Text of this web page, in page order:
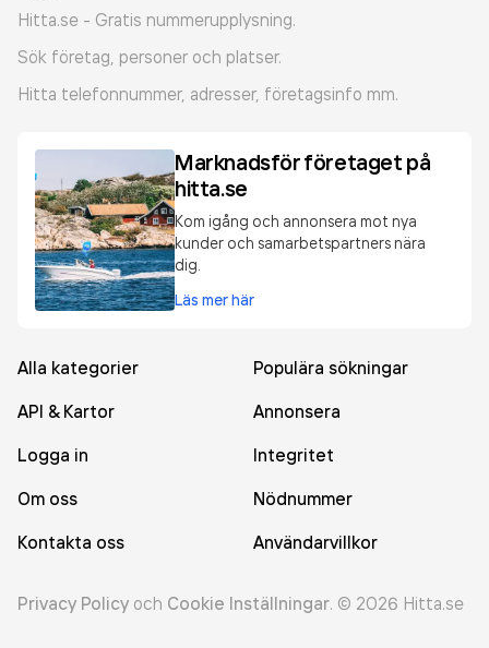
Hitta.se - Gratis nummerupplysning.
Sök företag, personer och platser.
Hitta telefonnummer, adresser, företagsinfo mm.
Marknadsför företaget på
hitta.se
Kom igång och annonsera mot nya
kunder och samarbetspartners nära
dig.
Läs mer här
Alla kategorier
Populära sökningar
API & Kartor
Annonsera
Logga in
Integritet
Om oss
Nödnummer
Kontakta oss
Användarvillkor
Privacy Policy och Cookie Inställningar. © 2026 Hitta.se